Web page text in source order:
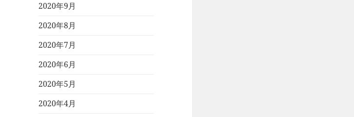
2020年9月
2020年8月
2020年7月
2020年6月
2020年5月
2020年4月